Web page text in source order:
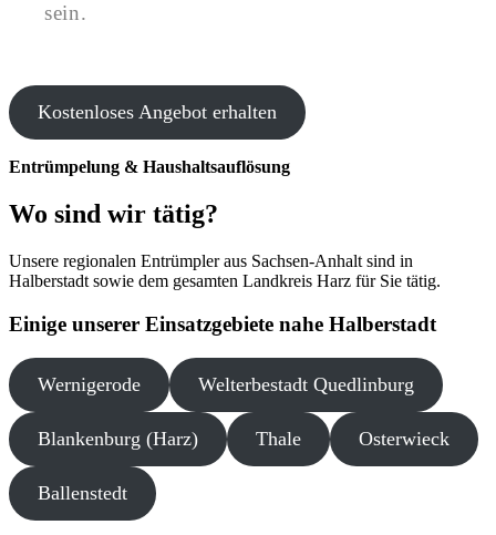
sein.
Kostenloses Angebot erhalten
Entrümpelung & Haushaltsauflösung
Wo sind wir tätig?
Unsere regionalen Entrümpler aus Sachsen-Anhalt sind in
Halberstadt sowie dem gesamten Landkreis Harz für Sie tätig.
Einige unserer Einsatzgebiete nahe Halberstadt
Wernigerode Welterbestadt Quedlinburg
Blankenburg (Harz) Thale Osterwieck
Ballenstedt